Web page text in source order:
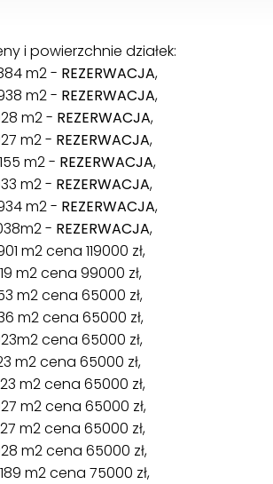
i powierzchnie działek:
m2 - REZERWACJA,
m2 - REZERWACJA,
m2 - REZERWACJA,
m2 - REZERWACJA,
m2 - REZERWACJA,
m2 - REZERWACJA,
m2 - REZERWACJA,
- REZERWACJA,
m2 cena 119000 zł,
m2 cena 99000 zł,
m2 cena 65000 zł,
m2 cena 65000 zł,
cena 65000 zł,
m2 cena 65000 zł,
m2 cena 65000 zł,
m2 cena 65000 zł,
m2 cena 65000 zł,
m2 cena 65000 zł,
m2 cena 75000 zł,